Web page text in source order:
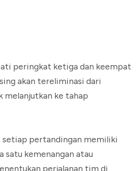
peringkat ketiga dan keempat
akan tereliminasi dari
melanjutkan ke tahap
pertandingan memiliki
satu kemenangan atau
perjalanan tim di